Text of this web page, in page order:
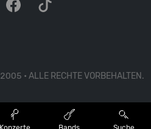
• ALLE RECHTE VORBEHALTEN.